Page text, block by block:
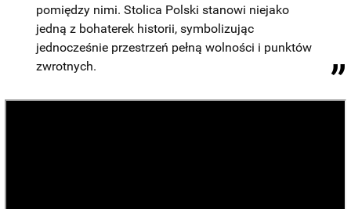
pomiędzy nimi. Stolica Polski stanowi niejako
jedną z bohaterek historii, symbolizując
jednocześnie przestrzeń pełną wolności i punktów
zwrotnych.